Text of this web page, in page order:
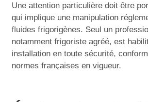
Une attention particulière doit être
qui implique une manipulation
fluides frigorigènes. Seul un
notamment frigoriste agréé, est
installation en toute sécurité,
normes françaises en vigueur.